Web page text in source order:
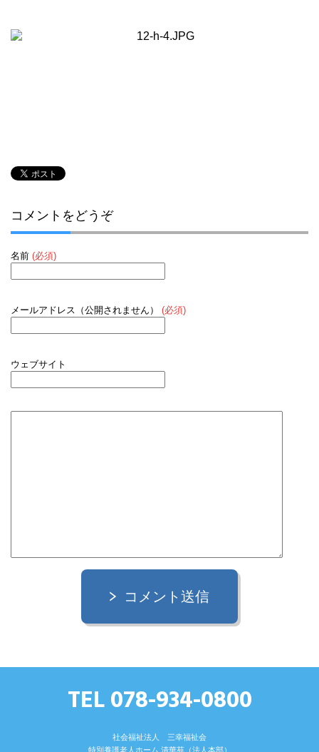
コメントをどうぞ
名前 (必須)
メールアドレス（公開されません） (必須)
ウェブサイト
コメント送信
TEL 078-934-0800
社会福祉法人 三幸福祉会
特別養護⽼⼈ホーム 清華苑（法⼈本部）